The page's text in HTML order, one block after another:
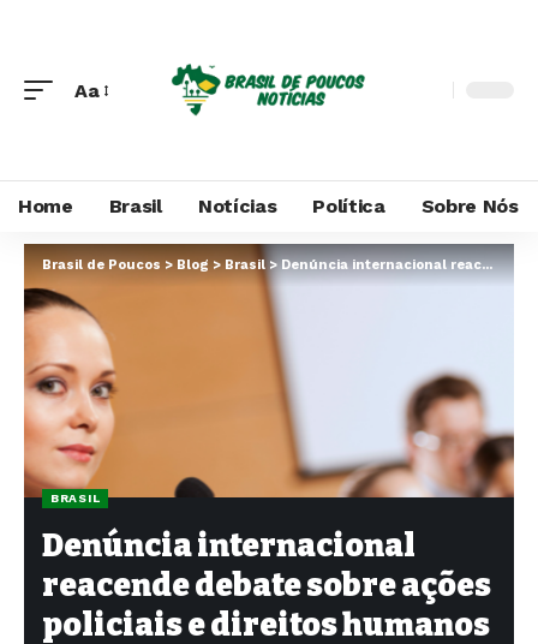
Aa
Home Brasil Notícias Política Sobre Nós
Brasil de Poucos > Blog > Brasil > Denúncia internacional reacende debate sobre ações policiais e direitos humanos no Brasil
BRASIL
Denúncia internacional
reacende debate sobre ações
policiais e direitos humanos